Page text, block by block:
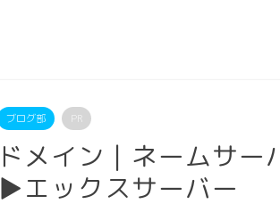
ブログ部 PR
ドメイン｜ネームサ
▶︎エックスサーバー